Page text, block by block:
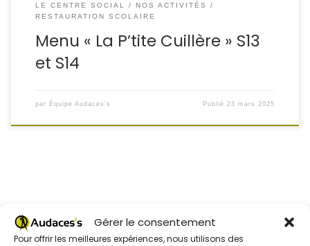
Gérer le consentement
Pour offrir les meilleures expériences, nous utilisons des
LE CENTRE SOCIAL
NOS ACTIVITÉS
RESTAURATION SCOLAIRE
Menu « La P’tite Cuillère » S13
et S14
par Équipe Audaces's Publié23 mars 2025